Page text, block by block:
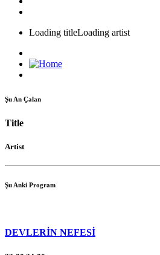
Loading titleLoading artist
Şu An Çalan
Title
Artist
Şu Anki Program
DEVLERİN NEFESİ